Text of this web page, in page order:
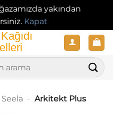
yakından
Kapat
Seela - Arkitekt Plus